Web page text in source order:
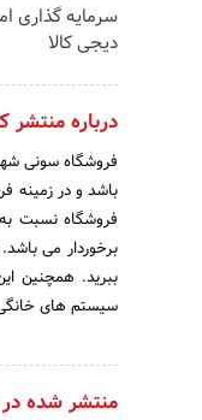
سرمایه گذاری
دیجی کالا
درباره منتشر
باشد و در زمینه
فروشگاه نسبت
برخوردار می
سیستم های خانگی
منتشر شده